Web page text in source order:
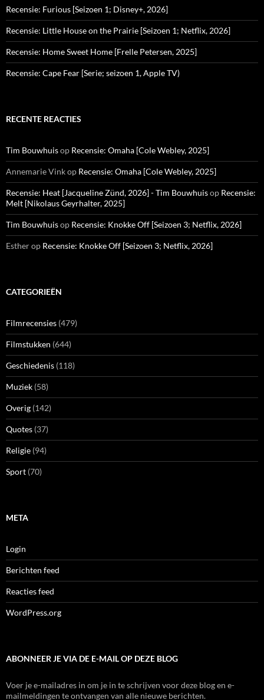
Recensie: Furious [Seizoen 1; Disney+, 2026]
Recensie: Little House on the Prairie [Seizoen 1; Netflix, 2026]
Recensie: Home Sweet Home [Frelle Petersen, 2025]
Recensie: Cape Fear [Serie; seizoen 1, Apple TV)
RECENTE REACTIES
Tim Bouwhuisop Recensie: Omaha [Cole Webley, 2025]
Annemarie Vinkop Recensie: Omaha [Cole Webley, 2025]
Recensie: Heat [Jacqueline Zünd, 2026] - Tim Bouwhuisop Recensie:
Melt [Nikolaus Geyrhalter, 2025]
Tim Bouwhuisop Recensie: Knokke Off [Seizoen 3; Netflix, 2026]
Estherop Recensie: Knokke Off [Seizoen 3; Netflix, 2026]
CATEGORIEËN
Filmrecensies (479)
Filmstukken (644)
Geschiedenis (118)
Muziek (58)
Overig (142)
Quotes (37)
Religie (94)
Sport (70)
META
Login
Berichten feed
Reacties feed
WordPress.org
ABONNEER JE VIA DE E-MAIL OP DEZE BLOG
Voer je e-mailadres in om je in te schrijven voor deze blog en e-
mailmeldingen te ontvangen van alle nieuwe berichten.